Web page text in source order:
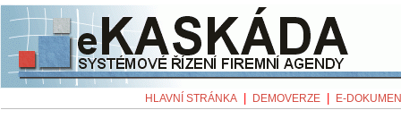
HLAVNÍ STRÁNKA DEMOVERZE E-